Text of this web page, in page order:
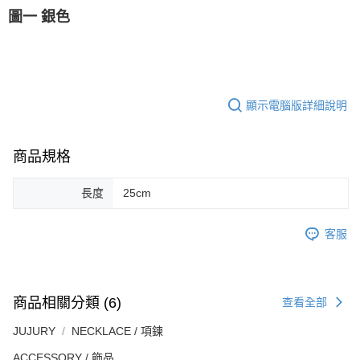
圖一 銀色
顯示電腦版詳細說明
商品規格
長度 25cm
客服
商品相關分類 (6) 查看全部
JUJURY NECKLACE / 項鍊